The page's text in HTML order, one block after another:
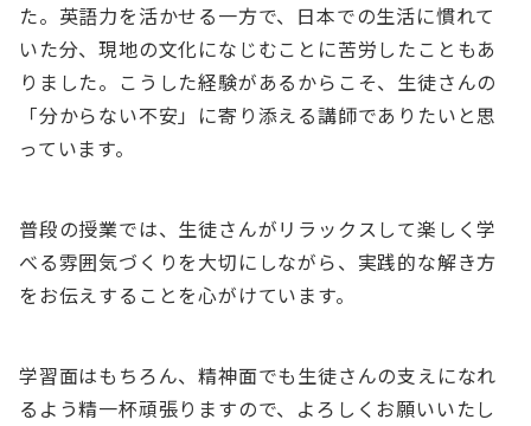
た。英語力を活かせる一方で、日本での生活に慣れて
いた分、現地の文化になじむことに苦労したこともあ
りました。こうした経験があるからこそ、生徒さんの
「分からない不安」に寄り添える講師でありたいと思
っています。
普段の授業では、生徒さんがリラックスして楽しく学
べる雰囲気づくりを大切にしながら、実践的な解き方
をお伝えすることを心がけています。
学習面はもちろん、精神面でも生徒さんの支えになれ
るよう精一杯頑張りますので、よろしくお願いいたし